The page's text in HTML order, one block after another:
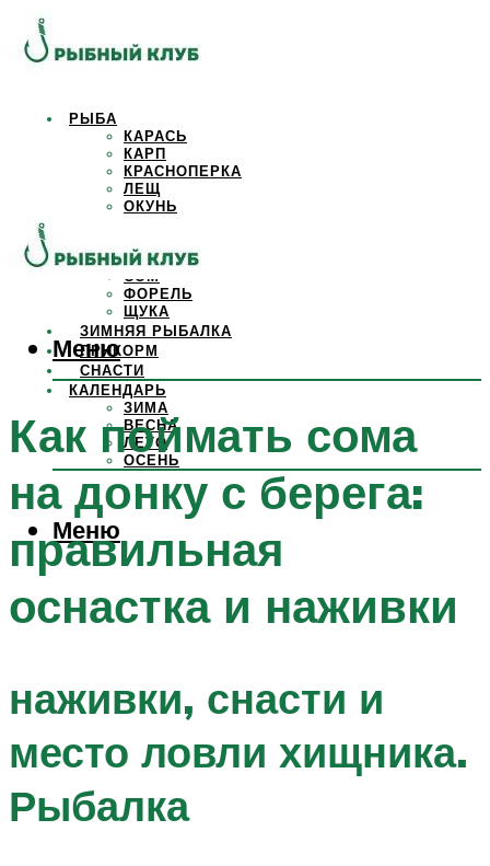
РЫБА
КАРАСЬ
КАРП
КРАСНОПЕРКА
ЛЕЩ
ОКУНЬ
САЗАН
СОМ
ФОРЕЛЬ
ЩУКА
ЗИМНЯЯ РЫБАЛКА
ПРИКОРМ
СНАСТИ
КАЛЕНДАРЬ
ЗИМА
ВЕСНА
ЛЕТО
ОСЕНЬ
Меню
Меню
Как поймать сома
на донку с берега:
правильная
оснастка и наживки
наживки, снасти и
место ловли хищника.
Рыбалка